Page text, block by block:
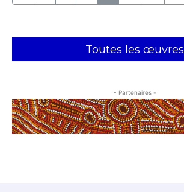
Toutes les œuvres
- Partenaires -